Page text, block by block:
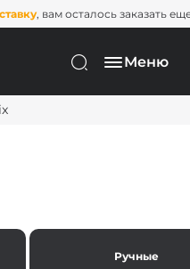
вам осталось заказать еще на2
Меню
Ручные